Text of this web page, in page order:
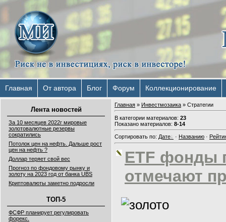
Главная От автора Блог Форум Коллекционирование
Лента новостей
За 10 месяцев 2022г мировые
золотовалютные резервы
сократились
Потолок цен на нефть. Дальше рост
цен на нефть ?
Доллар теряет свой вес
Прогноз по фондовому рынку и
золоту на 2023 год от банка UBS
Криптовалюты заметно подросли
ТОП-5
ФСФР планирует регулировать
форекс.
Главная » Инвестмозаика » Cтратегии
В категории материалов: 23
Показано материалов: 8-14
Сортировать по: Дате · Названию ·
ETF фонды
отмечают